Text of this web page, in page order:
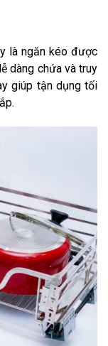
là ngăn kéo được
dàng chứa và truy
giúp tận dụng tối